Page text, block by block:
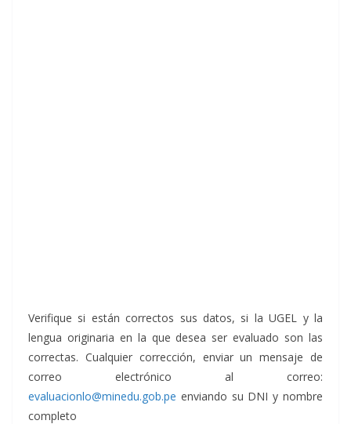
Verifique si están correctos sus datos, si la UGEL y la
lengua originaria en la que desea ser evaluado son las
correctas. Cualquier corrección, enviar un mensaje de
correo electrónico al correo:
evaluacionlo@minedu.gob.pe enviando su DNI y nombre
completo